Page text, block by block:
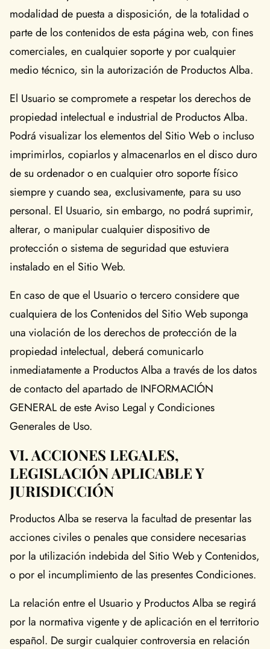
modalidad de puesta a disposición, de la totalidad o
parte de los contenidos de esta página web, con fines
comerciales, en cualquier soporte y por cualquier
medio técnico, sin la autorización de Productos Alba.
El Usuario se compromete a respetar los derechos de
propiedad intelectual e industrial de Productos Alba.
Podrá visualizar los elementos del Sitio Web o incluso
imprimirlos, copiarlos y almacenarlos en el disco duro
de su ordenador o en cualquier otro soporte físico
siempre y cuando sea, exclusivamente, para su uso
personal. El Usuario, sin embargo, no podrá suprimir,
alterar, o manipular cualquier dispositivo de
protección o sistema de seguridad que estuviera
instalado en el Sitio Web.
En caso de que el Usuario o tercero considere que
cualquiera de los Contenidos del Sitio Web suponga
una violación de los derechos de protección de la
propiedad intelectual, deberá comunicarlo
inmediatamente a Productos Alba a través de los datos
de contacto del apartado de INFORMACIÓN
GENERAL de este Aviso Legal y Condiciones
Generales de Uso.
VI. ACCIONES LEGALES,
LEGISLACIÓN APLICABLE Y
JURISDICCIÓN
Productos Alba se reserva la facultad de presentar las
acciones civiles o penales que considere necesarias
por la utilización indebida del Sitio Web y Contenidos,
o por el incumplimiento de las presentes Condiciones.
La relación entre el Usuario y Productos Alba se regirá
por la normativa vigente y de aplicación en el territorio
español. De surgir cualquier controversia en relación